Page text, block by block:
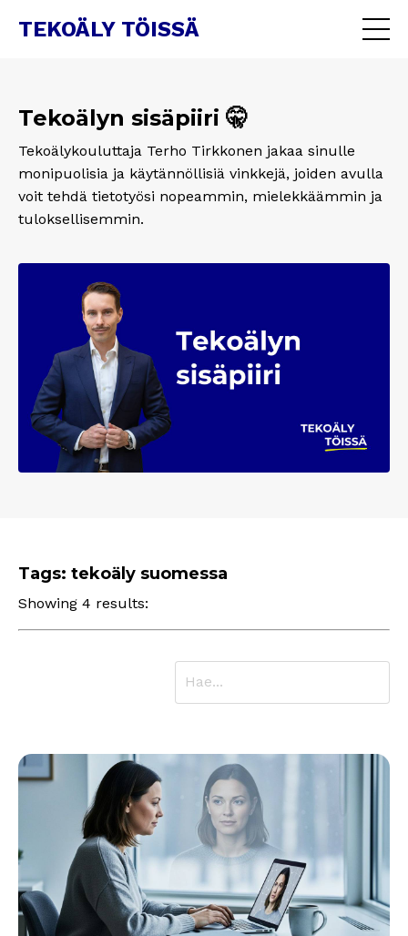
TEKOÄLY TÖISSÄ
Tekoälyn sisäpiiri 🤫
Tekoälykouluttaja Terho Tirkkonen jakaa sinulle
monipuolisia ja käytännöllisiä vinkkejä, joiden avulla
voit tehdä tietotyösi nopeammin, mielekkäämmin ja
tuloksellisemmin.
Tags: tekoäly suomessa
Showing 4 results: